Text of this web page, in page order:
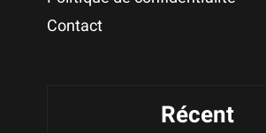
Contact
Récent